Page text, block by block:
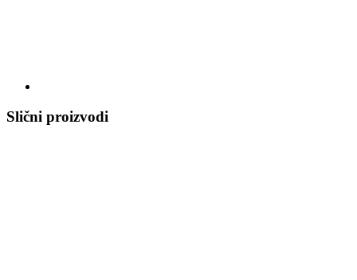
Slični proizvodi